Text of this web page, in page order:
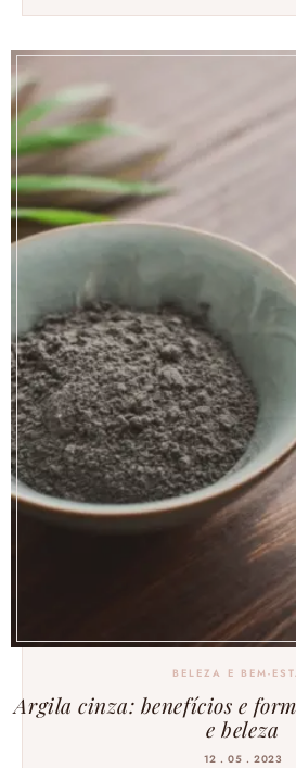
BELEZA E BEM-
Argila cinza: benefícios e
e beleza
12 . 05 . 2023